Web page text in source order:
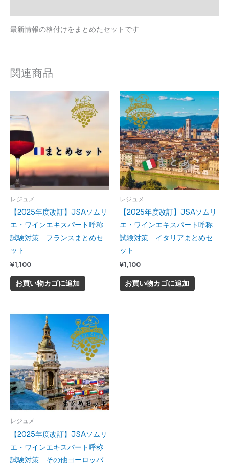
最新情報の格付けをまとめたセットです
関連商品
レジュメ
【2025年度改訂】JSAソムリ
エ・ワインエキスパート呼称
試験対策 フランスまとめセ
ット
¥1,100
お買い物カゴに追加
レジュメ
【2025年度改訂】JSAソムリ
エ・ワインエキスパート呼称
試験対策 イタリアまとめセ
ット
¥1,100
お買い物カゴに追加
レジュメ
【2025年度改訂】JSAソムリ
エ・ワインエキスパート呼称
試験対策 その他ヨーロッパ